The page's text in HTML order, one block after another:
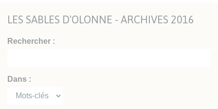
LES SABLES D'OLONNE - ARCHIVES 2016
Rechercher :
Dans :